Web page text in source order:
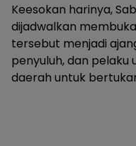
Keesokan harinya,
dijadwalkan membuka
tersebut menjadi
penyuluh, dan pelaku
daerah untuk